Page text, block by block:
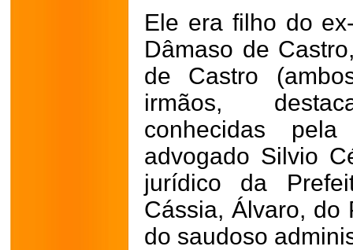
Ele era filho do
Dâmaso de
de Castro
irmãos,
conhecidas
advogado Silvio
jurídico da
Cássia, Álvaro, do
do saudoso